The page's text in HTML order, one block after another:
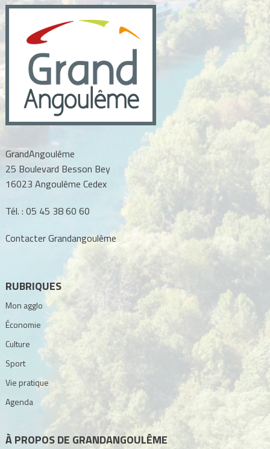
GrandAngoulême
25 Boulevard Besson Bey
16023 Angoulême Cedex
Tél. : 05 45 38 60 60
Contacter Grandangoulême
RUBRIQUES
Mon agglo
Économie
Culture
Sport
Vie pratique
Agenda
À PROPOS DE GRANDANGOULÊME